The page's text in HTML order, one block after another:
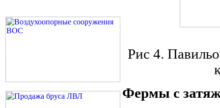
Рис 4.
Фермы с